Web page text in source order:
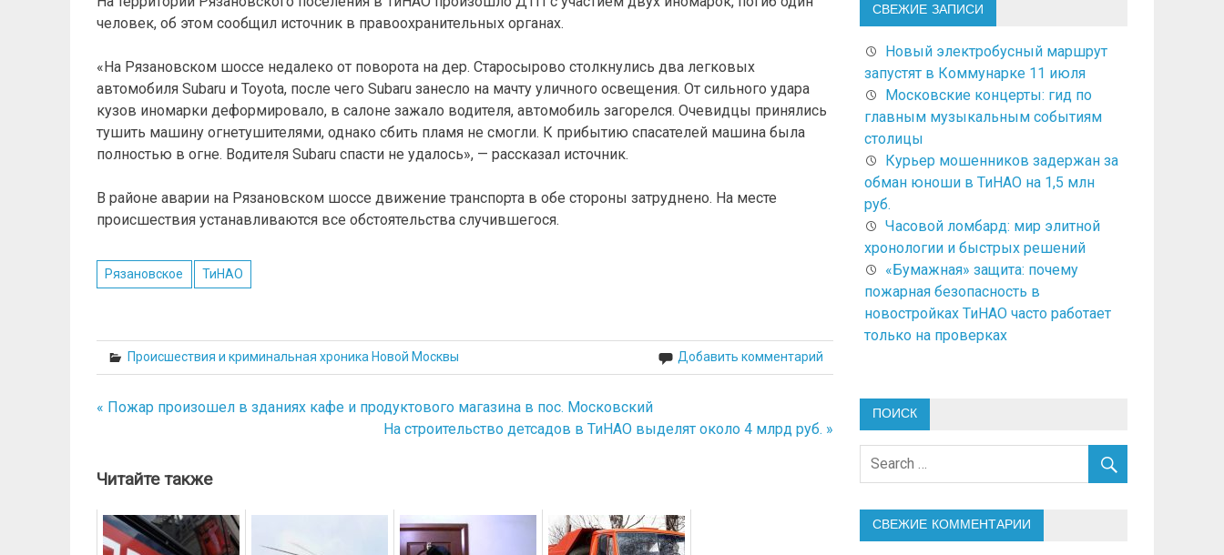
человек, об этом сообщил источник в правоохранительных органах.
«На Рязановском шоссе недалеко от поворота на дер. Старосырово столкнулись два легковых
автомобиля Subaru и Toyota, после чего Subaru занесло на мачту уличного освещения. От сильного удара
кузов иномарки деформировало, в салоне зажало водителя, автомобиль загорелся. Очевидцы принялись
тушить машину огнетушителями, однако сбить пламя не смогли. К прибытию спасателей машина была
полностью в огне. Водителя Subaru спасти не удалось», — рассказал источник.
В районе аварии на Рязановском шоссе движение транспорта в обе стороны затруднено. На месте
происшествия устанавливаются все обстоятельства случившегося.
Рязановское ТиНАО
Происшествия и криминальная хроника Новой Москвы Добавить комментарий
Навигация
записям
« Пожар произошел в зданиях кафе и продуктового магазина в пос. Московский
На строительство детсадов в ТиНАО выделят около 4 млрд руб. »
Читайте также
СВЕЖИЕ ЗАПИСИ
Новый электробусный маршрут
запустят в Коммунарке 11 июля
Московские концерты: гид по
главным музыкальным событиям
столицы
Курьер мошенников задержан за
обман юноши в ТиНАО на 1,5 млн
руб.
Часовой ломбард: мир элитной
хронологии и быстрых решений
«Бумажная» защита: почему
пожарная безопасность в
новостройках ТиНАО часто работает
только на проверках
ПОИСК
СВЕЖИЕ КОММЕНТАРИИ